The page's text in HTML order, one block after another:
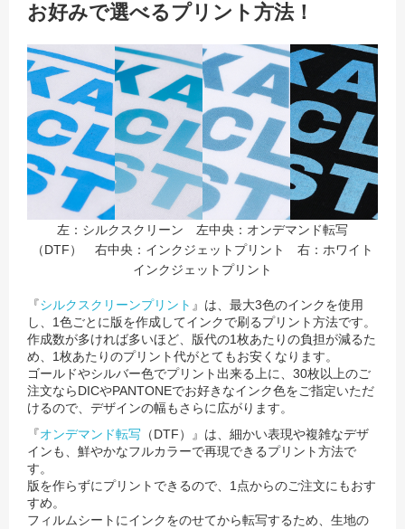
お好みで選べるプリント方法！
左：シルクスクリーン 左中央：オンデマンド転写
（DTF） 右中央：インクジェットプリント 右：ホワイト
インクジェットプリント
『シルクスクリーンプリント 』は、最大3色のインクを使用
し、1色ごとに版を作成してインクで刷るプリント方法です。
作成数が多ければ多いほど、版代の1枚あたりの負担が減るた
め、1枚あたりのプリント代がとてもお安くなります。
ゴールドやシルバー色でプリント出来る上に、30枚以上のご
注文ならDICやPANTONEでお好きなインク色をご指定いただ
けるので、 デザインの幅もさらに広がります。
『オンデマンド転写 （DTF）』は、細かい表現や複雑なデザ
インも、鮮やかなフルカラーで再現できるプリント方法で
す。
版を作らずにプリントできるので、1点からのご注文にもおす
すめ。
フィルムシートにインクをのせてから転写するため、生地の